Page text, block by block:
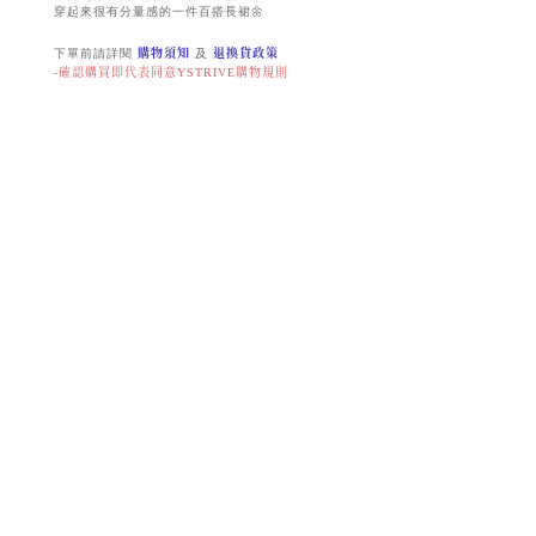
穿起來很有分量感的一件百搭長裙🌼
下單前請詳閱 購物須知 及 退換貨政策
-確認購買即代表同意YSTRIVE購物規則